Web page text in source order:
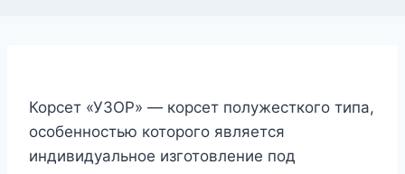
Корсет «УЗОР» — корсет полужесткого типа,
особенностью которого является
индивидуальное изготовление под